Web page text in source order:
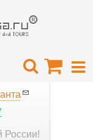
России!